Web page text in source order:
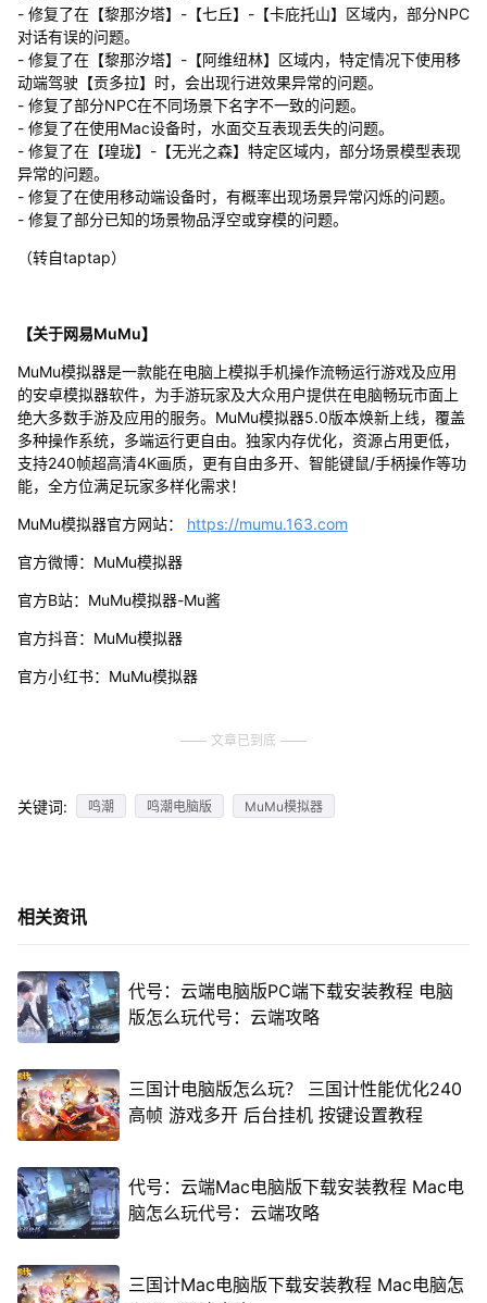
- 修复了在【黎那汐塔】-【七丘】-【卡庇托山】区域内，部分NPC
对话有误的问题。
- 修复了在【黎那汐塔】-【阿维纽林】区域内，特定情况下使用移
动端驾驶【贡多拉】时，会出现行进效果异常的问题。
- 修复了部分NPC在不同场景下名字不一致的问题。
- 修复了在使用Mac设备时，水面交互表现丢失的问题。
- 修复了在【瑝珑】-【无光之森】特定区域内，部分场景模型表现
异常的问题。
- 修复了在使用移动端设备时，有概率出现场景异常闪烁的问题。
- 修复了部分已知的场景物品浮空或穿模的问题。
（转自taptap）
【关于网易MuMu】
MuMu模拟器是一款能在电脑上模拟手机操作流畅运行游戏及应用
的安卓模拟器软件，为手游玩家及大众用户提供在电脑畅玩市面上
绝大多数手游及应用的服务。MuMu模拟器5.0版本焕新上线，覆盖
多种操作系统，多端运行更自由。独家内存优化，资源占用更低，
支持240帧超高清4K画质，更有自由多开、智能键鼠/手柄操作等功
能，全方位满足玩家多样化需求！
MuMu模拟器官方网站： https://mumu.163.com
官方微博：MuMu模拟器
官方B站：MuMu模拟器-Mu酱
官方抖音：MuMu模拟器
官方小红书：MuMu模拟器
文章已到底
关键词: 鸣潮 鸣潮电脑版 MuMu模拟器
相关资讯
代号：云端电脑版PC端下载安装教程 电脑
版怎么玩代号：云端攻略
三国计电脑版怎么玩？ 三国计性能优化240
高帧 游戏多开 后台挂机 按键设置教程
代号：云端Mac电脑版下载安装教程 Mac电
脑怎么玩代号：云端攻略
三国计Mac电脑版下载安装教程 Mac电脑怎